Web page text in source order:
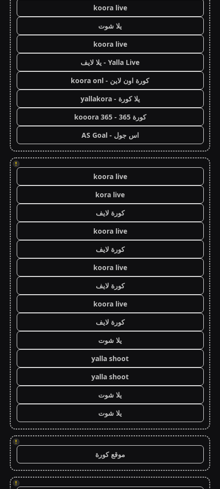
koora live
يلا شوت
koora live
Yalla Live - يلا لايف
كورة اون لاين - koora onl
يلا كورة - yallakora
كورة 365 - kooora 365
اس جول - AS Goal
!
koora live
kora live
كورة لايف
koora live
كورة لايف
koora live
كورة لايف
koora live
كورة لايف
يلا شوت
yalla shoot
yalla shoot
يلا شوت
يلا شوت
!
موقع كورة
!